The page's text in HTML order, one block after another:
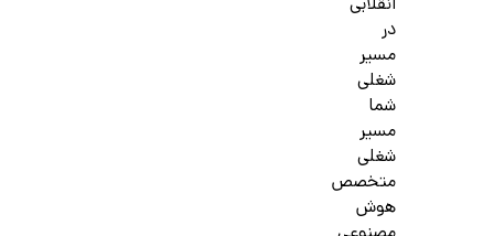
انقلابی
در
مسیر
شغلی
شما
مسیر
شغلی
متخصص
هوش